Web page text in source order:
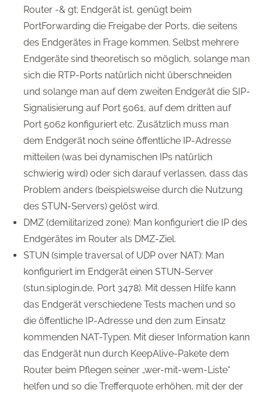
Router -& gt; Endgerät ist, genügt beim
PortForwarding die Freigabe der Ports, die seitens
des Endgerätes in Frage kommen. Selbst mehrere
Endgeräte sind theoretisch so möglich, solange man
sich die RTP-Ports natürlich nicht überschneiden
und solange man auf dem zweiten Endgerät die SIP-
Signalisierung auf Port 5061, auf dem dritten auf
Port 5062 konfiguriert etc. Zusätzlich muss man
dem Endgerät noch seine öffentliche IP-Adresse
mitteilen (was bei dynamischen IPs natürlich
schwierig wird) oder sich darauf verlassen, dass das
Problem anders (beispielsweise durch die Nutzung
des STUN-Servers) gelöst wird.
DMZ (demilitarized zone): Man konfiguriert die IP des
Endgerätes im Router als DMZ-Ziel.
STUN (simple traversal of UDP over NAT): Man
konfiguriert im Endgerät einen STUN-Server
(stun.siplogin.de, Port 3478). Mit dessen Hilfe kann
das Endgerät verschiedene Tests machen und so
die öffentliche IP-Adresse und den zum Einsatz
kommenden NAT-Typen. Mit dieser Information kann
das Endgerät nun durch KeepAlive-Pakete dem
Router beim Pflegen seiner „wer-mit-wem-Liste“
helfen und so die Trefferquote erhöhen, mit der der